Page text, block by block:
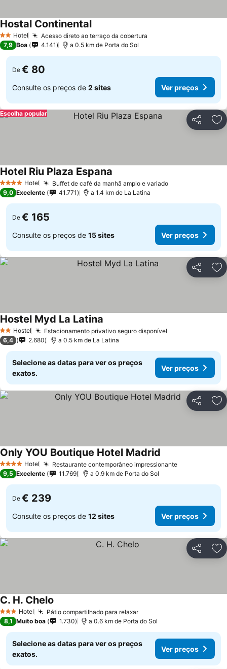
2 Estrelas
Hotel Acesso direto ao terraço da cobertura
Hostal Continental
7,9 Boa 4.141 a 0.5 km de Porta do Sol
De € 80
Consulte os preços de 2 sites Ver preços
Partilhar
Escolha popular
4 EstrelasHotel Buffet de café da manhã amplo e variado
Hotel Riu Plaza Espana
9,0 Excelente 41.771 a 1.4 km de La Latina
De € 165
Consulte os preços de 15 sites Ver preços
Partilhar
2 Estrelas
Hostel Estacionamento privativo seguro disponível
Hostel Myd La Latina
6,4 2.680 a 0.5 km de La Latina
Selecione as datas para ver os preços
exatos.
Ver preços
Partilhar
4 EstrelasHotel Restaurante contemporâneo impressionante
Only YOU Boutique Hotel Madrid
9,5 Excelente 11.769 a 0.9 km de Porta do Sol
De € 239
Consulte os preços de 12 sites Ver preços
Partilhar
3 EstrelasHotel Pátio compartilhado para relaxar
C. H. Chelo
8,1 Muito boa 1.730 a 0.6 km de Porta do Sol
Selecione as datas para ver os preços
exatos.
Ver preços